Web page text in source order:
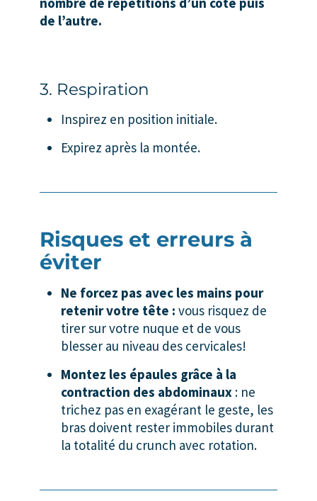
de l’autre.
3. Respiration
Inspirez en position initiale.
Expirez après la montée.
Risques et erreurs à
éviter
Ne forcez pas avec les mains pour
retenir votre tête : vous risquez de
tirer sur votre nuque et de vous
blesser au niveau des cervicales!
Montez les épaules grâce à la
contraction des abdominaux: ne
trichez pas en exagérant le geste, les
bras doivent rester immobiles durant
la totalité du crunch avec rotation.